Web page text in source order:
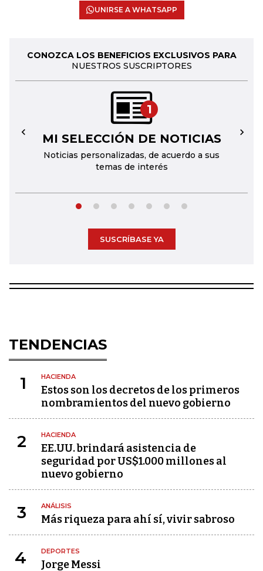
UNIRSE A WHATSAPP
CONOZCA LOS BENEFICIOS EXCLUSIVOS PARA
NUESTROS SUSCRIPTORES
1
MI SELECCIÓN DE NOTICIAS
Noticias personalizadas, de acuerdo a sus
temas de interés
← →
SUSCRÍBASE YA
TENDENCIAS
1 HACIENDA
Estos son los decretos de los primeros
nombramientos del nuevo gobierno
2 HACIENDA
EE.UU. brindará asistencia de
seguridad por US$1.000 millones al
nuevo gobierno
3 ANÁLISIS
Más riqueza para ahí sí, vivir sabroso
4 DEPORTES
Jorge Messi